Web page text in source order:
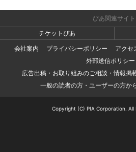
ぴあ関連サイト
チケットぴあ
会社案内
プライバシーポリシー
アクセ
外部送信ポリシー
広告出稿・お取り組みのご相談・情報掲
一般の読者の方・ユーザーの方か
Copyright (C) PIA Corporation. All